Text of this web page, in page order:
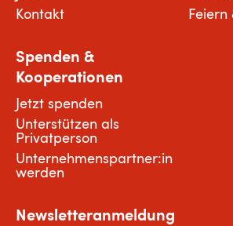
Kontakt
Spenden &
Kooperationen
Jetzt spenden
Unterstützen als
Privatperson
Unternehmenspartner:in
werden
Newsletteranmeldung